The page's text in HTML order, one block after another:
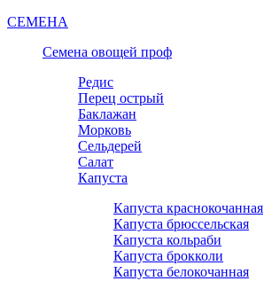
СЕМЕНА
Семена овощей проф
Редис
Перец острый
Баклажан
Морковь
Сельдерей
Салат
Капуста
Капуста краснокочанная
Капуста брюссельская
Капуста кольраби
Капуста брокколи
Капуста белокочанная